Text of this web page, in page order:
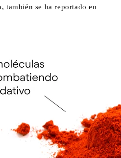
también se ha reportado en